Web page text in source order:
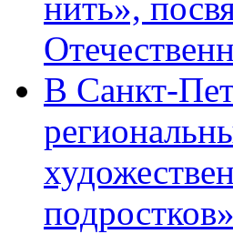
В Санкт-